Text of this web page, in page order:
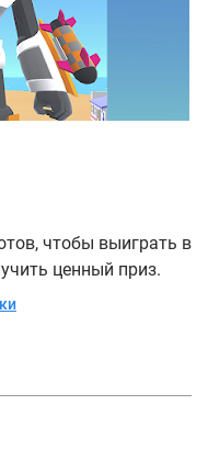
чтобы выиграть в
ценный приз.